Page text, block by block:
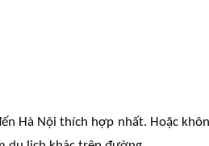
Hà Nội thích hợp nhất. Hoặc